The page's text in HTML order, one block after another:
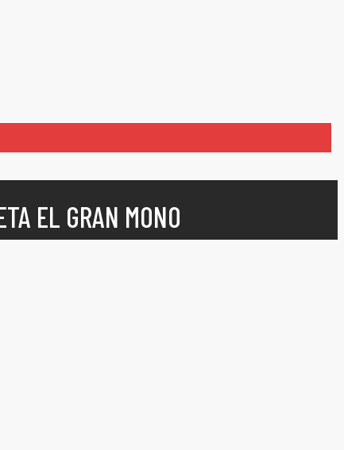
EL GRAN MONO